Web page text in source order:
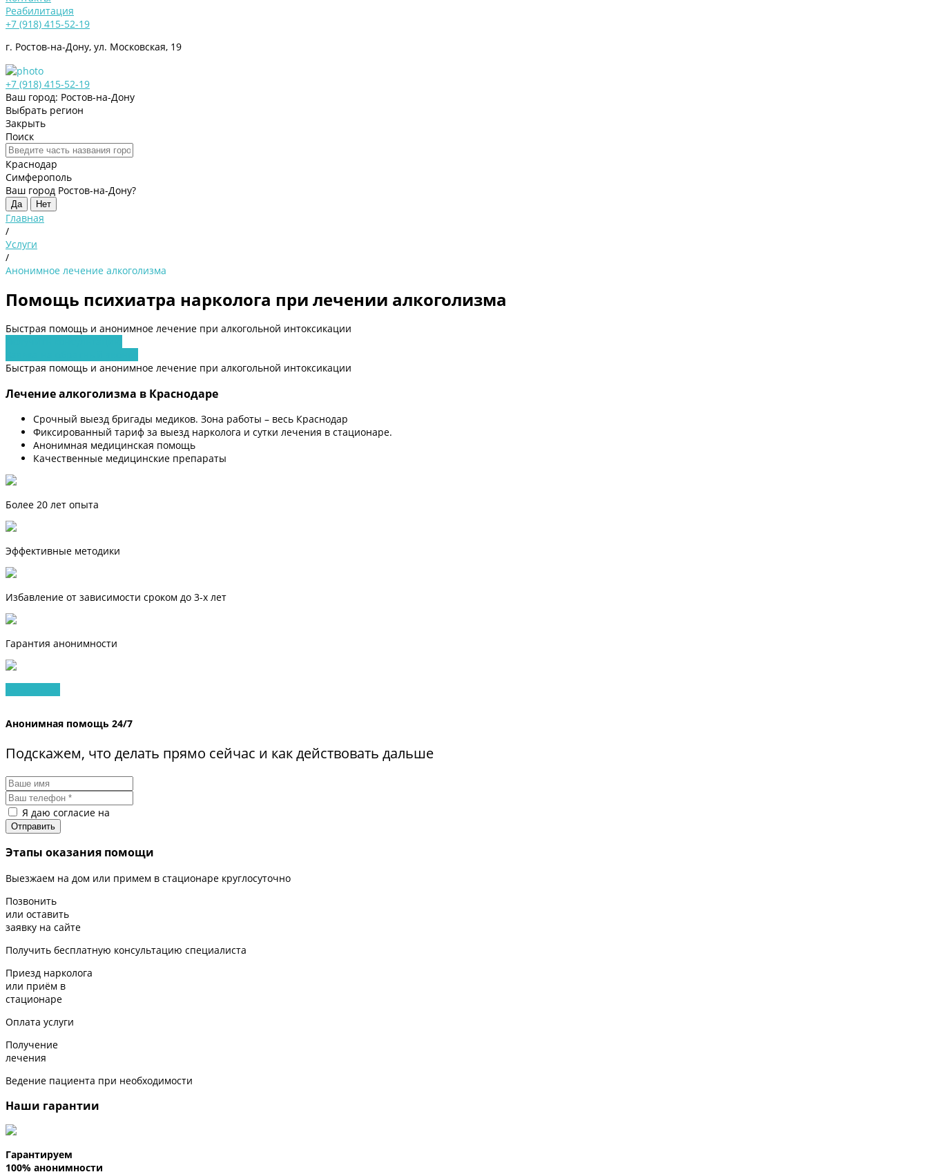
Реабилитация
+7 (918) 415-52-19
г. Ростов-на-Дону, ул. Московская, 19
+7 (918) 415-52-19
Ваш город: Ростов-на-Дону
Выбрать регион
Закрыть
Поиск
Краснодар
Симферополь
Ваш город Ростов-на-Дону?
Да Нет
Главная
/
Услуги
/
Анонимное лечение алкоголизма
Помощь психиатра нарколога при лечении алкоголизма
Быстрая помощь и анонимное лечение при алкогольной интоксикации
Быстрая помощь и анонимное лечение при алкогольной интоксикации
Лечение алкоголизма в Краснодаре
Срочный выезд бригады медиков. Зона работы – весь Краснодар
Фиксированный тариф за выезд нарколога и сутки лечения в стационаре.
Анонимная медицинская помощь
Качественные медицинские препараты
Более 20 лет опыта
Эффективные методики
Избавление от зависимости сроком до 3-х лет
Гарантия анонимности
Анонимная помощь 24/7
Подскажем, что делать прямо сейчас и как действовать дальше
Я даю согласие на
Этапы оказания помощи
Выезжаем на дом или примем в стационаре круглосуточно
Позвонить
или оставить
заявку на сайте
Получить бесплатную консультацию специалиста
Приезд нарколога
или приём в
стационаре
Оплата услуги
Получение
лечения
Ведение пациента при необходимости
Наши гарантии
Гарантируем
100% анонимности